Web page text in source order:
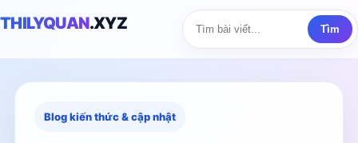
THILYQUAN.XYZ Tìm
Blog kiến thức & cập nhật